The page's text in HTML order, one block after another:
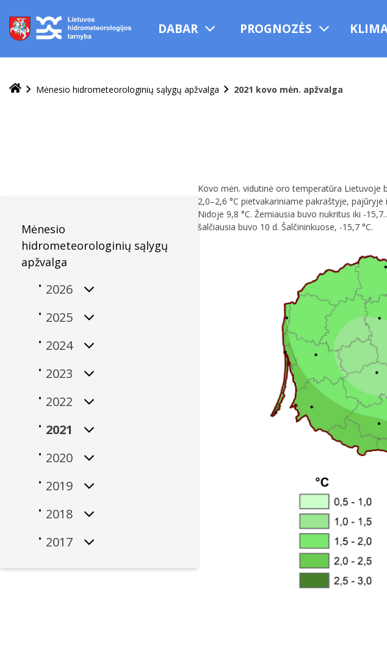
pereiti
turinį
DABAR PROGNOZĖS
Mėnesio hidrometeorologinių sąlygų apžvalga 2021 kovo mėn. apžvalga
Mėnesio
hidrometeorologinių sąlygų
apžvalga
2026
2025
2024
2023
2022
2021
2020
2019
2018
2017
Kovo mėn. vidutinė oro temperatūra Lietuvoje
2,0–2,6 °C pietvakariniame pakraštyje,
Nidoje 9,8 °C. Žemiausia buvo nukritus iki -
šalčiausia buvo 10 d. Šalčininkuose, -15,7 °C.